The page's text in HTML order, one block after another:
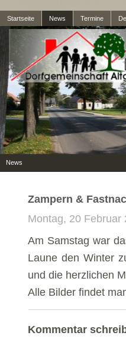
Startseite News Termine
News
Zampern &
Montag, 20 Februar
Am Samstag war
Laune den Winter
und die herzlichen
Alle Bilder findet
Kommentar